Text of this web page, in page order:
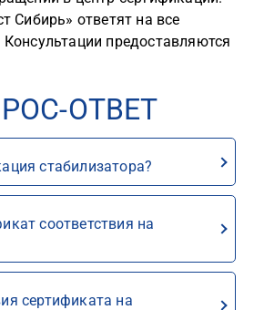
Сибирь» ответят на все
предоставляются
ОТВЕТ
стабилизатора?
соответствия на
сертификата на